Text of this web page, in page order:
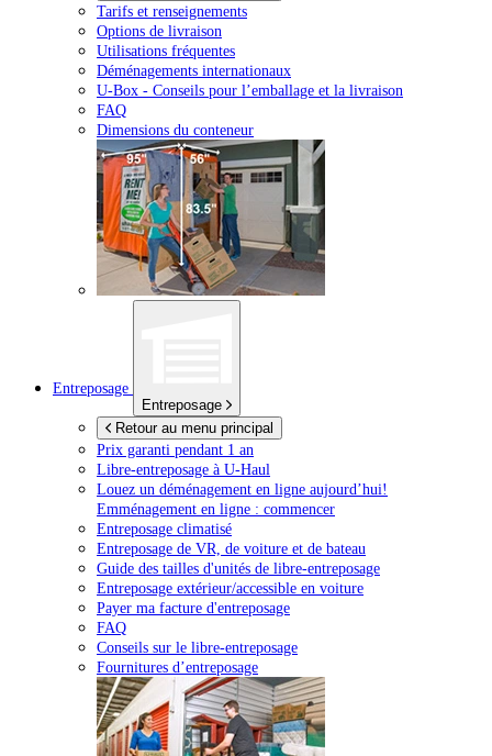
Tarifs et renseignements
Options de livraison
Utilisations fréquentes
Déménagements internationaux
U-Box - Conseils pour l’emballage et la livraison
FAQ
Dimensions du conteneur
Entreposage
Entreposage
Retour au menu principal
Prix garanti pendant 1 an
Libre-entreposage à U-Haul
Louez un déménagement en ligne aujourd’hui!
Emménagement en ligne : commencer
Entreposage climatisé
Entreposage de VR, de voiture et de bateau
Guide des tailles d'unités de libre-entreposage
Entreposage extérieur/accessible en voiture
Payer ma facture d'entreposage
FAQ
Conseils sur le libre-entreposage
Fournitures d’entreposage